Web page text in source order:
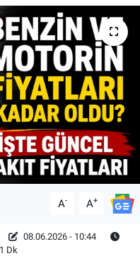
A- A+
08.06.2026 - 10:44
Dk